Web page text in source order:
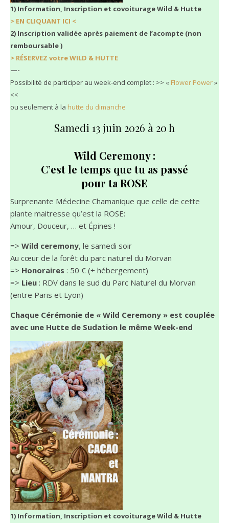
1) Information, Inscription et covoiturage Wild & Hutte
> EN CLIQUANT ICI <
2) Inscription validée après paiement de l’acompte (non
remboursable )
> RÉSERVEZ votre WILD & HUTTE
—-
Possibilité de participer au week-end complet : >> « Flower Power»
<<
ou seulement à la hutte du dimanche
Samedi 13 juin 2026 à 20 h
Wild Ceremony :
C’est le temps que tu as passé
pour ta ROSE
Surprenante Médecine Chamanique que celle de cette
plante maitresse qu’est la ROSE:
Amour, Douceur, … et Épines !
=> Wild ceremony, le samedi soir
Au cœur de la forêt du parc naturel du Morvan
=> Honoraires : 50 € (+ hébergement)
=> Lieu : RDV dans le sud du Parc Naturel du Morvan
(entre Paris et Lyon)
Chaque Cérémonie de « Wild Ceremony » est couplée
avec une Hutte de Sudation le même Week-end
1) Information, Inscription et covoiturage Wild & Hutte